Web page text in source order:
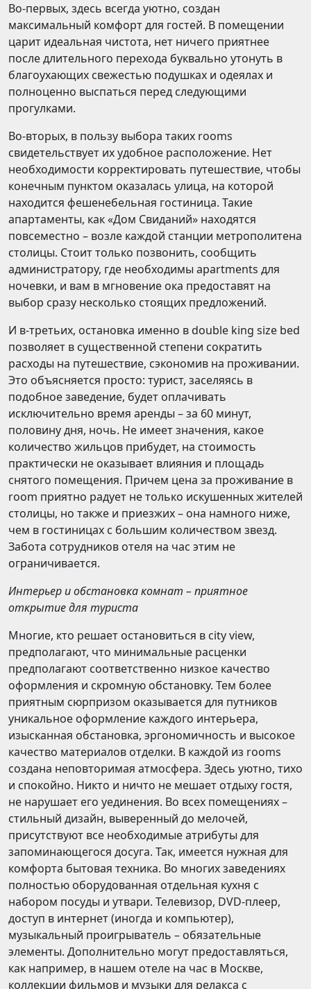
Во-первых, здесь всегда уютно, создан
максимальный комфорт для гостей. В помещении
царит идеальная чистота, нет ничего приятнее
после длительного перехода буквально утонуть в
благоухающих свежестью подушках и одеялах и
полноценно выспаться перед следующими
прогулками.
Во-вторых, в пользу выбора таких rooms
свидетельствует их удобное расположение. Нет
необходимости корректировать путешествие, чтобы
конечным пунктом оказалась улица, на которой
находится фешенебельная гостиница. Такие
апартаменты, как «Дом Свиданий» находятся
повсеместно – возле каждой станции метрополитена
столицы. Стоит только позвонить, сообщить
администратору, где необходимы apartments для
ночевки, и вам в мгновение ока предоставят на
выбор сразу несколько стоящих предложений.
И в-третьих, остановка именно в double king size bed
позволяет в существенной степени сократить
расходы на путешествие, сэкономив на проживании.
Это объясняется просто: турист, заселяясь в
подобное заведение, будет оплачивать
исключительно время аренды – за 60 минут,
половину дня, ночь. Не имеет значения, какое
количество жильцов прибудет, на стоимость
практически не оказывает влияния и площадь
снятого помещения. Причем цена за проживание в
room приятно радует не только искушенных жителей
столицы, но также и приезжих – она намного ниже,
чем в гостиницах с большим количеством звезд.
Забота сотрудников отеля на час этим не
ограничивается.
Интерьер и обстановка комнат – приятное
открытие для туриста
Многие, кто решает остановиться в city view,
предполагают, что минимальные расценки
предполагают соответственно низкое качество
оформления и скромную обстановку. Тем более
приятным сюрпризом оказывается для путников
уникальное оформление каждого интерьера,
изысканная обстановка, эргономичность и высокое
качество материалов отделки. В каждой из rooms
создана неповторимая атмосфера. Здесь уютно, тихо
и спокойно. Никто и ничто не мешает отдыху гостя,
не нарушает его уединения. Во всех помещениях –
стильный дизайн, выверенный до мелочей,
присутствуют все необходимые атрибуты для
запоминающегося досуга. Так, имеется нужная для
комфорта бытовая техника. Во многих заведениях
полностью оборудованная отдельная кухня с
набором посуды и утвари. Телевизор, DVD-плеер,
доступ в интернет (иногда и компьютер),
музыкальный проигрыватель – обязательные
элементы. Дополнительно могут предоставляться,
как например, в нашем отеле на час в Москве,
коллекции фильмов и музыки для релакса с